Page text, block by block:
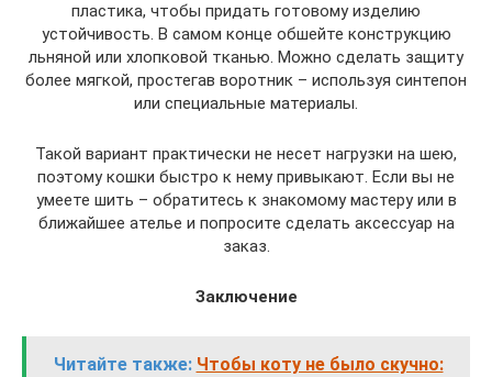
пластика, чтобы придать готовому изделию
устойчивость. В самом конце обшейте конструкцию
льняной или хлопковой тканью. Можно сделать защиту
более мягкой, простегав воротник – используя синтепон
или специальные материалы.
Такой вариант практически не несет нагрузки на шею,
поэтому кошки быстро к нему привыкают. Если вы не
умеете шить – обратитесь к знакомому мастеру или в
ближайшее ателье и попросите сделать аксессуар на
заказ.
Заключение
Читайте также: Чтобы коту не было скучно: